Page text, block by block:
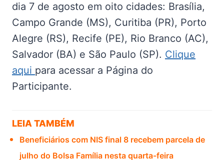
dia 7 de agosto em oito cidades: Brasília,
Campo Grande (MS), Curitiba (PR), Porto
Alegre (RS), Recife (PE), Rio Branco (AC),
Salvador (BA) e São Paulo (SP). Clique
aqui para acessar a Página do
Participante.
LEIA TAMBÉM
Beneficiários com NIS final 8 recebem parcela de
julho do Bolsa Família nesta quarta-feira